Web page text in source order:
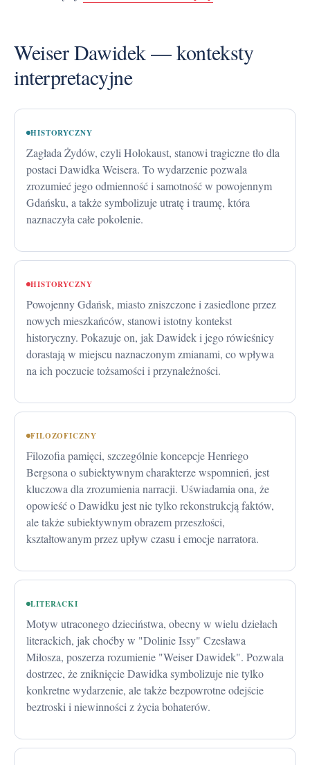
Weiser Dawidek — konteksty
interpretacyjne
HISTORYCZNY
Zagłada Żydów, czyli Holokaust, stanowi tragiczne tło dla
postaci Dawidka Weisera. To wydarzenie pozwala
zrozumieć jego odmienność i samotność w powojennym
Gdańsku, a także symbolizuje utratę i traumę, która
naznaczyła całe pokolenie.
HISTORYCZNY
Powojenny Gdańsk, miasto zniszczone i zasiedlone przez
nowych mieszkańców, stanowi istotny kontekst
historyczny. Pokazuje on, jak Dawidek i jego rówieśnicy
dorastają w miejscu naznaczonym zmianami, co wpływa
na ich poczucie tożsamości i przynależności.
FILOZOFICZNY
Filozofia pamięci, szczególnie koncepcje Henriego
Bergsona o subiektywnym charakterze wspomnień, jest
kluczowa dla zrozumienia narracji. Uświadamia ona, że
opowieść o Dawidku jest nie tylko rekonstrukcją faktów,
ale także subiektywnym obrazem przeszłości,
kształtowanym przez upływ czasu i emocje narratora.
LITERACKI
Motyw utraconego dzieciństwa, obecny w wielu dziełach
literackich, jak choćby w "Dolinie Issy" Czesława
Miłosza, poszerza rozumienie "Weiser Dawidek". Pozwala
dostrzec, że zniknięcie Dawidka symbolizuje nie tylko
konkretne wydarzenie, ale także bezpowrotne odejście
beztroski i niewinności z życia bohaterów.